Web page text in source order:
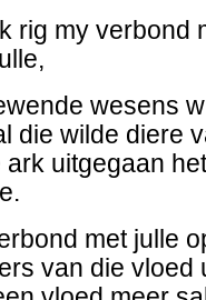
rig my verbond
wesens
die wilde diere
uitgegaan
met julle
van die vloed